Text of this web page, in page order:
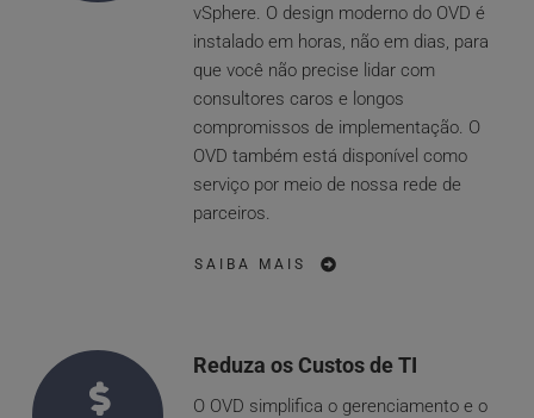
vSphere. O design moderno do OVD é
instalado em horas, não em dias, para
que você não precise lidar com
consultores caros e longos
compromissos de implementação. O
OVD também está disponível como
serviço por meio de nossa rede de
parceiros.
SAIBA MAIS
Reduza os Custos de TI
O OVD simplifica o gerenciamento e o